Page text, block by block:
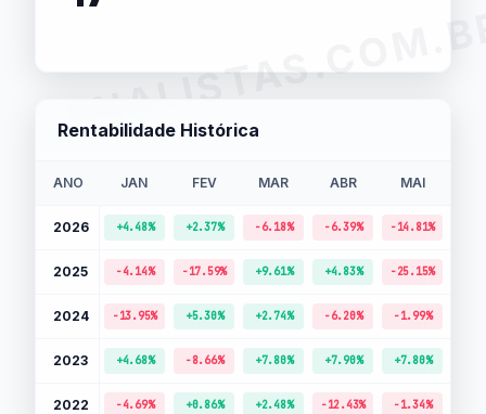
Rentabilidade Histórica
ANO JAN FEV MAR ABR MAI
2026 +4.48% +2.37% -6.18% -6.39% -14.81%
2025 -4.14% -17.59% +9.61% +4.83% -25.15%
2024 -13.95% +5.30% +2.74% -6.20% -1.99%
2023 +4.68% -8.66% +7.80% +7.90% +7.80%
2022 -4.69% +0.86% +2.48% -12.43% -1.34%